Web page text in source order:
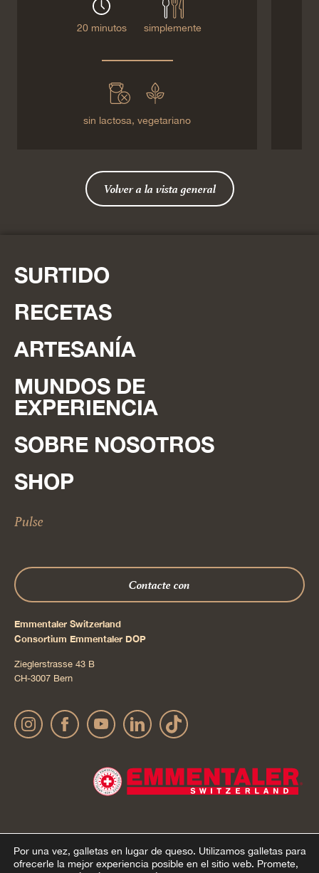
20 minutos simplemente
sin lactosa, vegetariano
Volver a la vista general
SURTIDO
RECETAS
ARTESANÍA
MUNDOS DE
EXPERIENCIA
SOBRE NOSOTROS
SHOP
Pulse
Contacte con
Emmentaler Switzerland
Consortium Emmentaler DOP
Zieglerstrasse 43 B
CH-3007 Bern
© 2022 Emmentaler AOP | Impressum
Declaración sobre la protección de datos
Por una vez, galletas en lugar de queso. Utilizamos galletas para
ofrecerle la mejor experiencia posible en el sitio web. Promete,